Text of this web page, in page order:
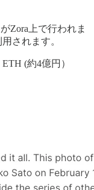
Zora上で行われま
されます。
(約4億円）